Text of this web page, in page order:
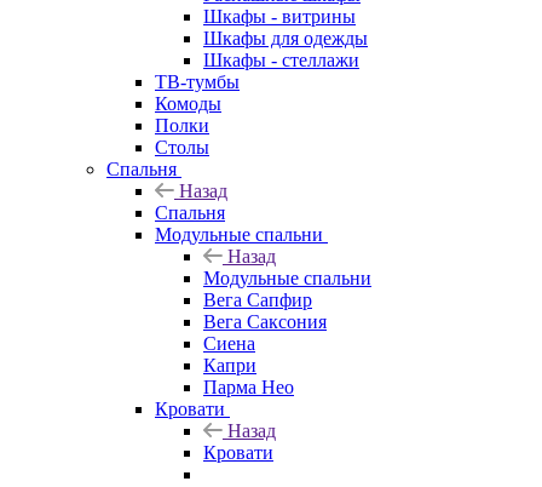
Шкафы - витрины
Шкафы для одежды
Шкафы - стеллажи
ТВ-тумбы
Комоды
Полки
Столы
Спальня
Назад
Спальня
Модульные спальни
Назад
Модульные спальни
Вега Сапфир
Вега Саксония
Сиена
Капри
Парма Нео
Кровати
Назад
Кровати